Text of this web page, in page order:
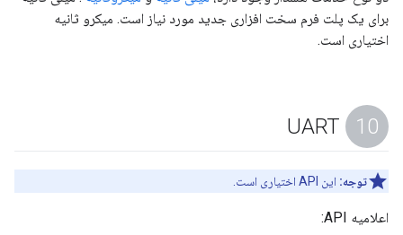
برای یک پلت فرم سخت افزاری جدید مورد نیاز است. میکرو ثانیه
اختیاری است.
توجه: این API اختیاری است.
اعلامیه API: